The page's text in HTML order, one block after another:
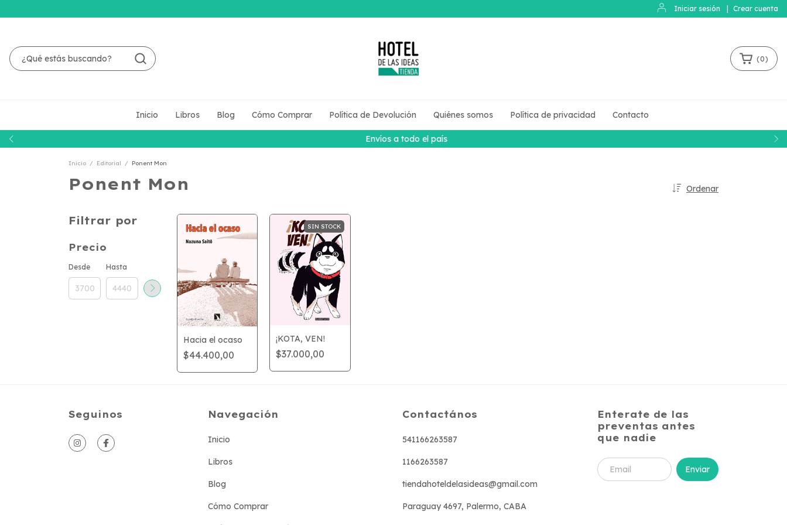
Iniciar sesión Crear cuenta
Envíos a todo el país
(0)
Inicio Libros Blog Cómo Comprar Política de Devolución Quiénes somos Política de privacidad Contacto
Inicio / Editorial / Ponent Mon
Ponent Mon Ordenar
Filtrar por
Precio
Desde Hasta
Hacia el ocaso
$44.400,00
SIN STOCK
¡KOTA, VEN!
$37.000,00
Seguinos Navegación
Inicio
Libros
Blog
Cómo Comprar
Contactános
541166263587
1166263587
tiendahoteldelasideas@gmail.com
Paraguay 4697, Palermo, CABA
Enterate de las
preventas antes
que nadie